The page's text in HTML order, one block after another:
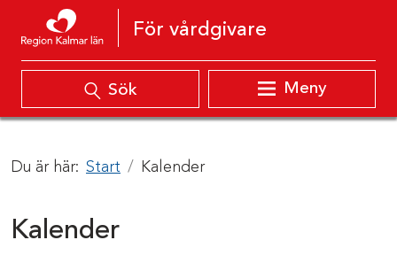
Hoppa till innehåll
För vårdgivare
Sök Meny
Du är här: Start Kalender
Kalender